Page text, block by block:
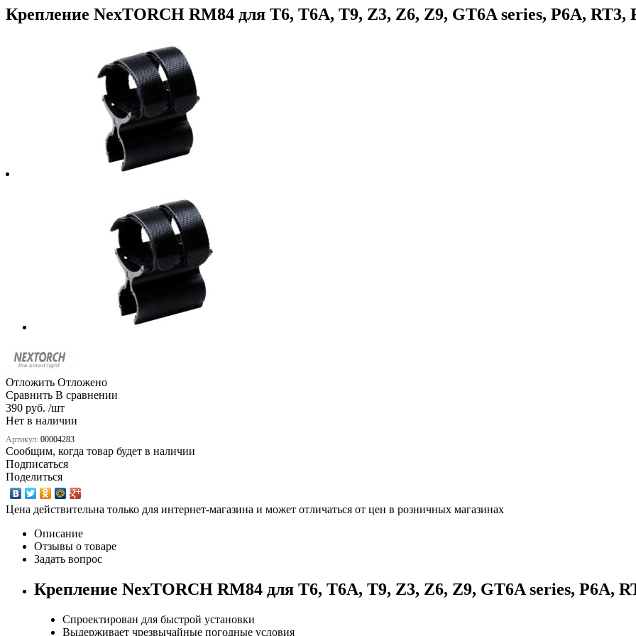
Крепление NexTORCH RM84 для T6, T6A, T9, Z3, Z6, Z9, GT6A series, P6A, RT3,
Отложить Отложено
Сравнить В сравнении
390 руб. /шт
Нет в наличии
Артикул: 00004283
Сообщим, когда товар будет в наличии
Подписаться
Поделиться
Цена действительна только для интернет-магазина и может отличаться от цен в розничных магазинах
Описание
Отзывы о товаре
Задать вопрос
Крепление NexTORCH RM84 для T6, T6A, T9, Z3, Z6, Z9, GT6A series, P6A,
Спроектирован для быстрой установки
Выдерживает чрезвычайные погодные условия